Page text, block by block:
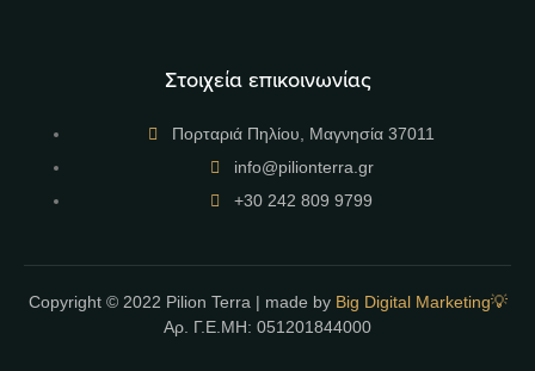
Στοιχεία επικοινωνίας
Πορταριά Πηλίου, Μαγνησία 37011
info@pilionterra.gr
+30 242 809 9799
Copyright © 2022 Pilion Terra | made by Big Digital Marketing💡
Αρ. Γ.Ε.ΜΗ: 051201844000